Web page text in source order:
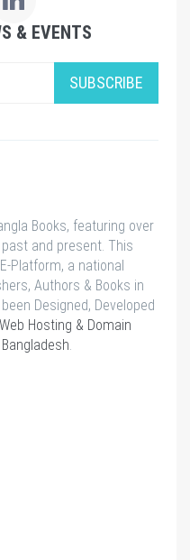
& EVENTS
SUBSCRIBE
Books, featuring over
and present. This
Platform, a national
Authors & Books in
Designed, Developed
Web Hosting & Domain